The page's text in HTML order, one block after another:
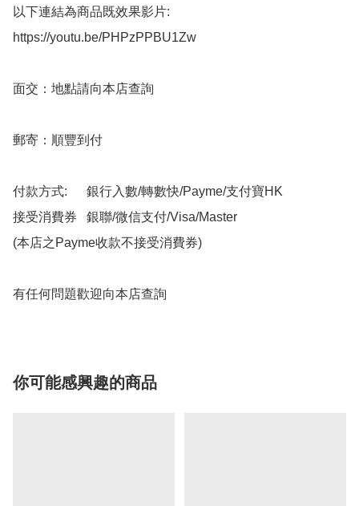
以下連結為商品既效果影片:
https://youtu.be/PHPzPPBU1Zw
面交：地點請向本店查詢
郵寄：順豐到付
付款方式:      銀行入數/轉數快/Payme/支付寶HK
接受消費券   銀聯/微信支付/Visa/Master
(本店之Payme收款不接受消費券)
有任何問題歡迎向本店查詢
你可能感興趣的商品